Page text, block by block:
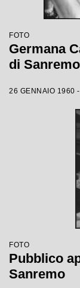
FOTO
Germana
di
26 GENNAIO 1960
FOTO
Pubblico
Sanremo